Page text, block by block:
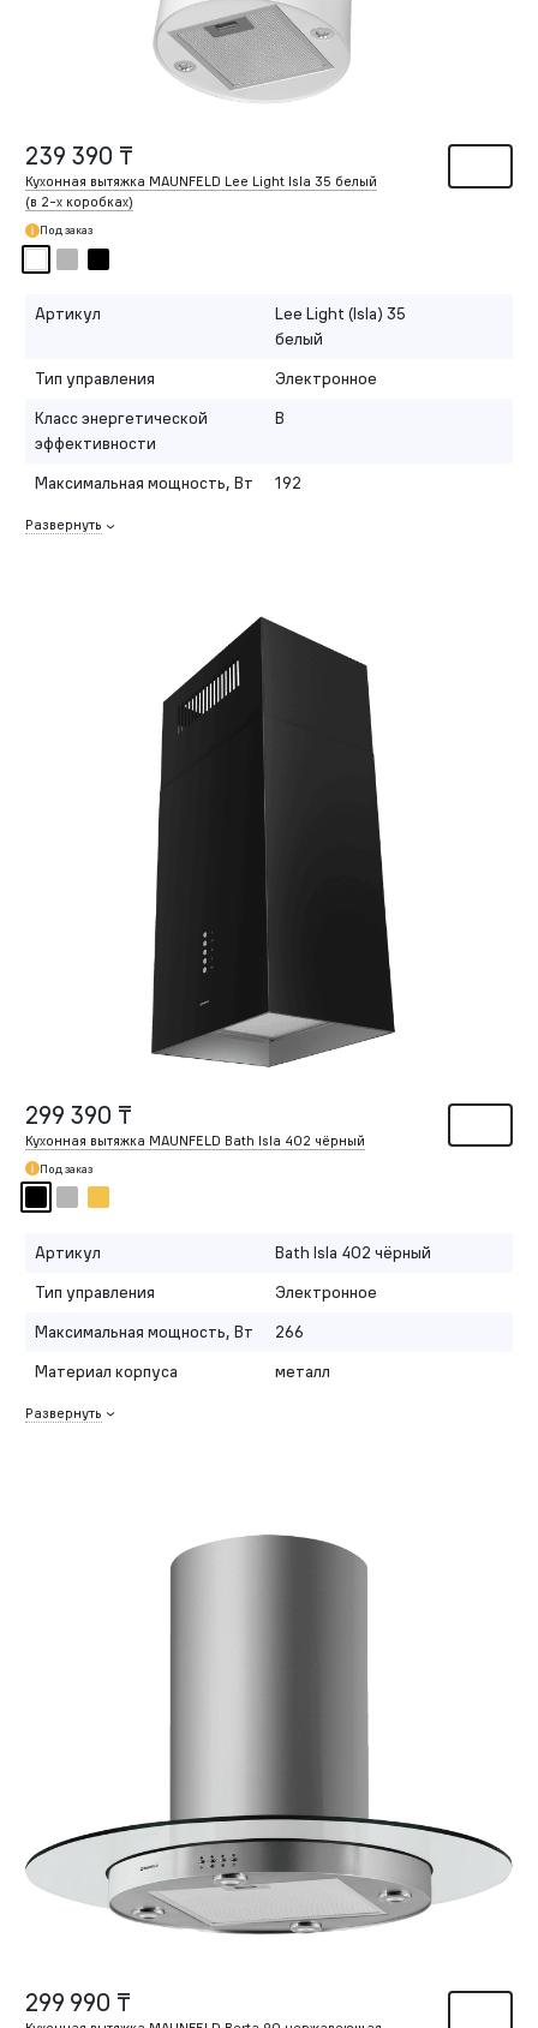
239 390 ₸
Кухонная вытяжка MAUNFELD Lee Light Isla 35 белый
(в 2-хкоробках)
Под заказ
Артикул
Lee Light (Isla) 35
белый
Тип управления
Электронное
Класс энергетической
эффективности
B
Максимальная мощность, Вт 192
Развернуть
299 390 ₸
Кухонная вытяжка MAUNFELD Bath Isla 402 чёрный
Под заказ
Артикул
Bath Isla 402 чёрный
Тип управления
Электронное
Максимальная мощность, Вт
266
Материал корпуса
металл
Развернуть
299 990 ₸